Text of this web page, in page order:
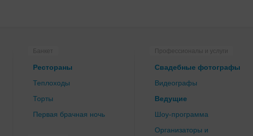
Банкет
Рестораны
Теплоходы
Торты
Первая брачная ночь
Профессионалы и услуги
Свадебные фотографы
Видеографы
Ведущие
Шоу-программа
Организаторы и